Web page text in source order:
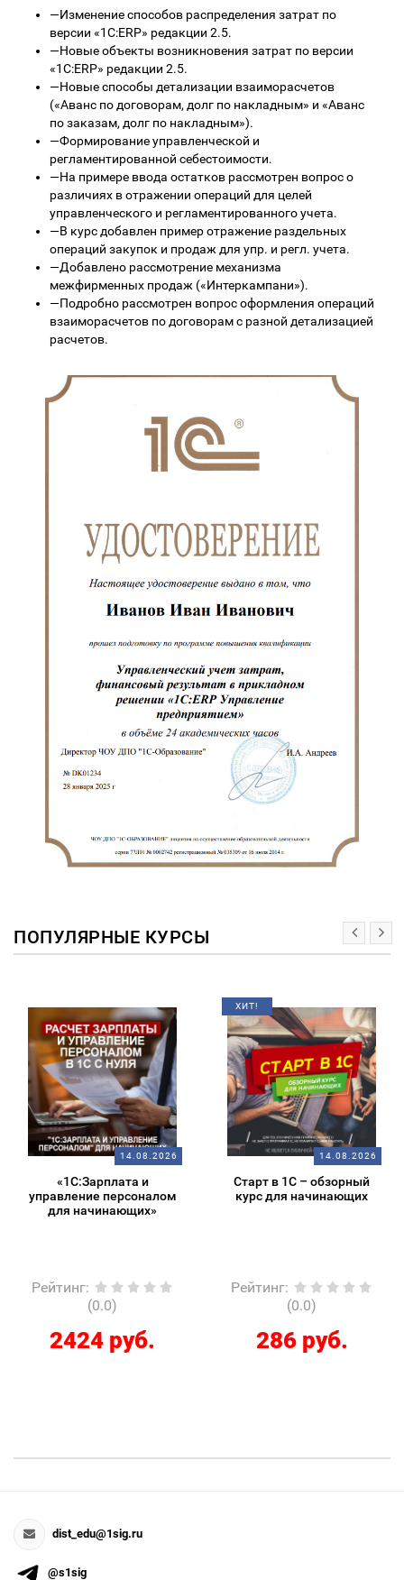
—Изменение способов распределения затрат по
версии «1С:ERP» редакции 2.5.
—Новые объекты возникновения затрат по версии
«1С:ERP» редакции 2.5.
—Новые способы детализации взаиморасчетов
(«Аванс по договорам, долг по накладным» и «Аванс
по заказам, долг по накладным»).
—Формирование управленческой и
регламентированной себестоимости.
—На примере ввода остатков рассмотрен вопрос о
различиях в отражении операций для целей
управленческого и регламентированного учета.
—В курс добавлен пример отражение раздельных
операций закупок и продаж для упр. и регл. учета.
—Добавлено рассмотрение механизма
межфирменных продаж («Интеркампани»).
—Подробно рассмотрен вопрос оформления операций
взаиморасчетов по договорам с разной детализацией
расчетов.
ПОПУЛЯРНЫЕ КУРСЫ
14.08.2026
«1С:Зарплата и
управление персоналом
для начинающих»
Рейтинг:
(0.0)
2424 руб.
ХИТ!
14.08.2026
Старт в 1С – обзорный
курс для начинающих
Рейтинг:
(0.0)
286 руб.
dist_edu@1sig.ru
@s1sig